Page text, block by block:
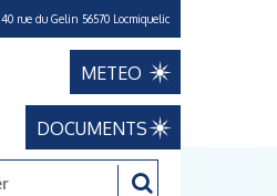
40 rue du Gelin 56570 Locmiquelic
METEO
DOCUMENTS